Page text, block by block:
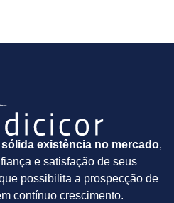
existência no mercado,
e satisfação de seus
possibilita a prospecção de
contínuo crescimento.